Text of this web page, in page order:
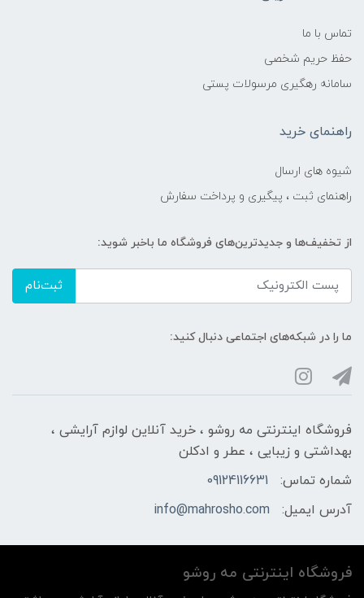
تماس با ما
حفظ حریم شخصی
سامانه رهگیری مرسولات پستی
راهنمای خرید
شیوه های ارسال
راهنمای ثبت ، پیگیری و پرداخت سفارش
از تخفیف‌ها و جدیدترین‌های فروشگاه ما باخبر شوید:
ثبت‌نام
ما را در شبکه‌های اجتماعی دنبال کنید:
فروشگاه اینترنتی مه‌ رو‌شو ، خرید آنلاین لوازم آرایشی ،
بهداشتی و زیبایی ، عطر و ادکلن
شماره تماس:
09124116631
آدرس ایمیل:
info@mahrosho.com
فروشگاه اینترنتی مه‌ رو‌شو